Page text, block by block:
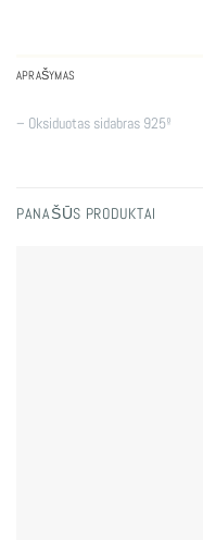
APRAŠYMAS
– Oksiduotas sidabras 925º
PANAŠŪS PRODUKTAI